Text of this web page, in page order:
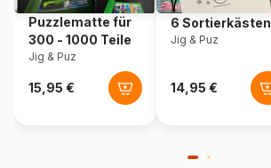
Maße 92 x 68 cm
Material
Puzzlematte für
300 - 1000 Teile
Jig & Puz
6 Sortierkästen
Jig & Puz